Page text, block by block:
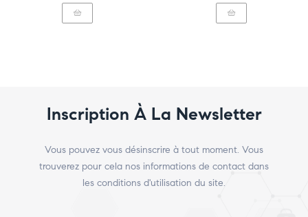
Inscription À La Newsletter
Vous pouvez vous désinscrire à tout moment. Vous
trouverez pour cela nos informations de contact dans
les conditions d'utilisation du site.